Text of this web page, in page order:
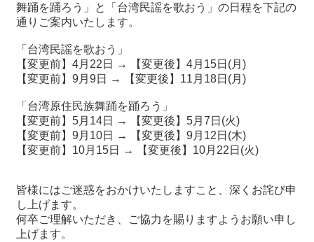
過
去
連
リ
ン
ク
舞踊を踊ろう」と「台湾民謡を歌おう」の日程を下記の
通りご案内いたします。
「台湾民謡を歌おう」
【変更前】4月22日 → 【変更後】4月15日(月)
【変更前】9月9日 → 【変更後】11月18日(月)
「台湾原住民族舞踊を踊ろう」
【変更前】5月14日 → 【変更後】5月7日(火)
【変更前】9月10日 → 【変更後】9月12日(木)
【変更前】10月15日 → 【変更後】10月22日(火)
皆様にはご迷惑をおかけいたしますこと、深くお詫び申
し上げます。
何卒ご理解いただき、ご協力を賜りますようお願い申し
上げます。